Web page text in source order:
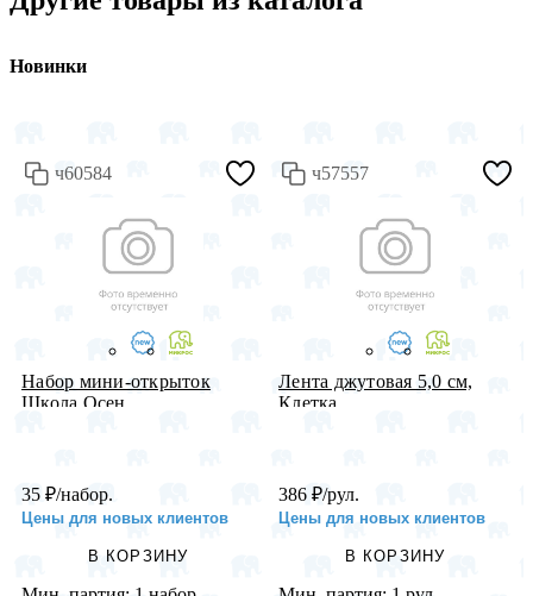
Новинки
ч60584
Набор мини-открыток
Школа Осен...
35 ₽/набор.
Цены для новых клиентов
В КОРЗИНУ
ч57557
Лента джутовая 5,0 см,
Клетка...
386 ₽/рул.
Цены для новых клиентов
В КОРЗИНУ